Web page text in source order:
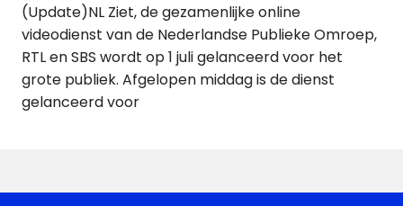
(Update)NL Ziet, de gezamenlijke online
videodienst van de Nederlandse Publieke Omroep,
RTL en SBS wordt op 1 juli gelanceerd voor het
grote publiek. Afgelopen middag is de dienst
gelanceerd voor